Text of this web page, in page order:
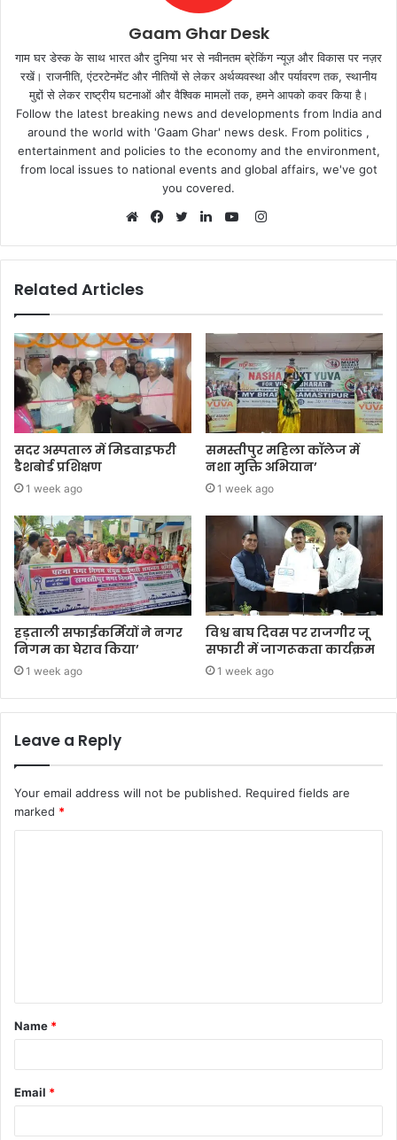
Gaam Ghar Desk
गाम घर डेस्क के साथ भारत और दुनिया भर से नवीनतम ब्रेकिंग न्यूज़ और विकास पर नज़र
रखें। राजनीति, एंटरटेनमेंट और नीतियों से लेकर अर्थव्यवस्था और पर्यावरण तक, स्थानीय
मुद्दों से लेकर राष्ट्रीय घटनाओं और वैश्विक मामलों तक, हमने आपको कवर किया है।
Follow the latest breaking news and developments from India and
around the world with 'Gaam Ghar' news desk. From politics ,
entertainment and policies to the economy and the environment,
from local issues to national events and global affairs, we've got
you covered.
Instagram
Related Articles
सदर अस्पताल में मिडवाइफरी
डैशबोर्ड प्रशिक्षण
1 week ago
समस्तीपुर महिला कॉलेज में
नशा मुक्ति अभियान’
1 week ago
हड़ताली सफाईकर्मियों ने नगर
निगम का घेराव किया’
1 week ago
विश्व बाघ दिवस पर राजगीर जू
सफारी में जागरूकता कार्यक्रम
1 week ago
Leave a Reply
Your email address will not be published. Required fields are
marked *
Name *
Email *